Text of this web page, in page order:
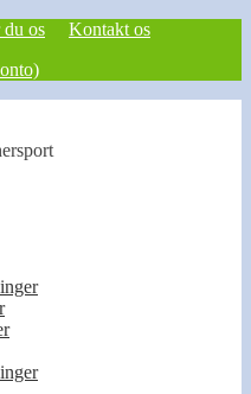
os
Kontakt os